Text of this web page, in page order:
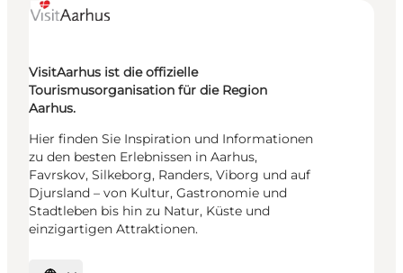
VisitAarhus ist die offizielle
Tourismusorganisation für die Region
Aarhus.
Hier finden Sie Inspiration und Informationen
zu den besten Erlebnissen in Aarhus,
Favrskov, Silkeborg, Randers, Viborg und auf
Djursland – von Kultur, Gastronomie und
Stadtleben bis hin zu Natur, Küste und
einzigartigen Attraktionen.